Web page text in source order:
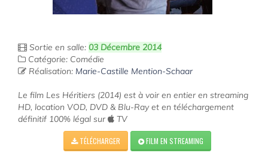
Sortie en salle: 03 Décembre 2014
Catégorie: Comédie
Réalisation: Marie-Castille Mention-Schaar
Le film Les Héritiers (2014) est à voir en entier en streaming
HD, location VOD, DVD & Blu-Ray et en téléchargement
définitif 100% légal sur
TV
TÉLÉCHARGER FILM EN STREAMING